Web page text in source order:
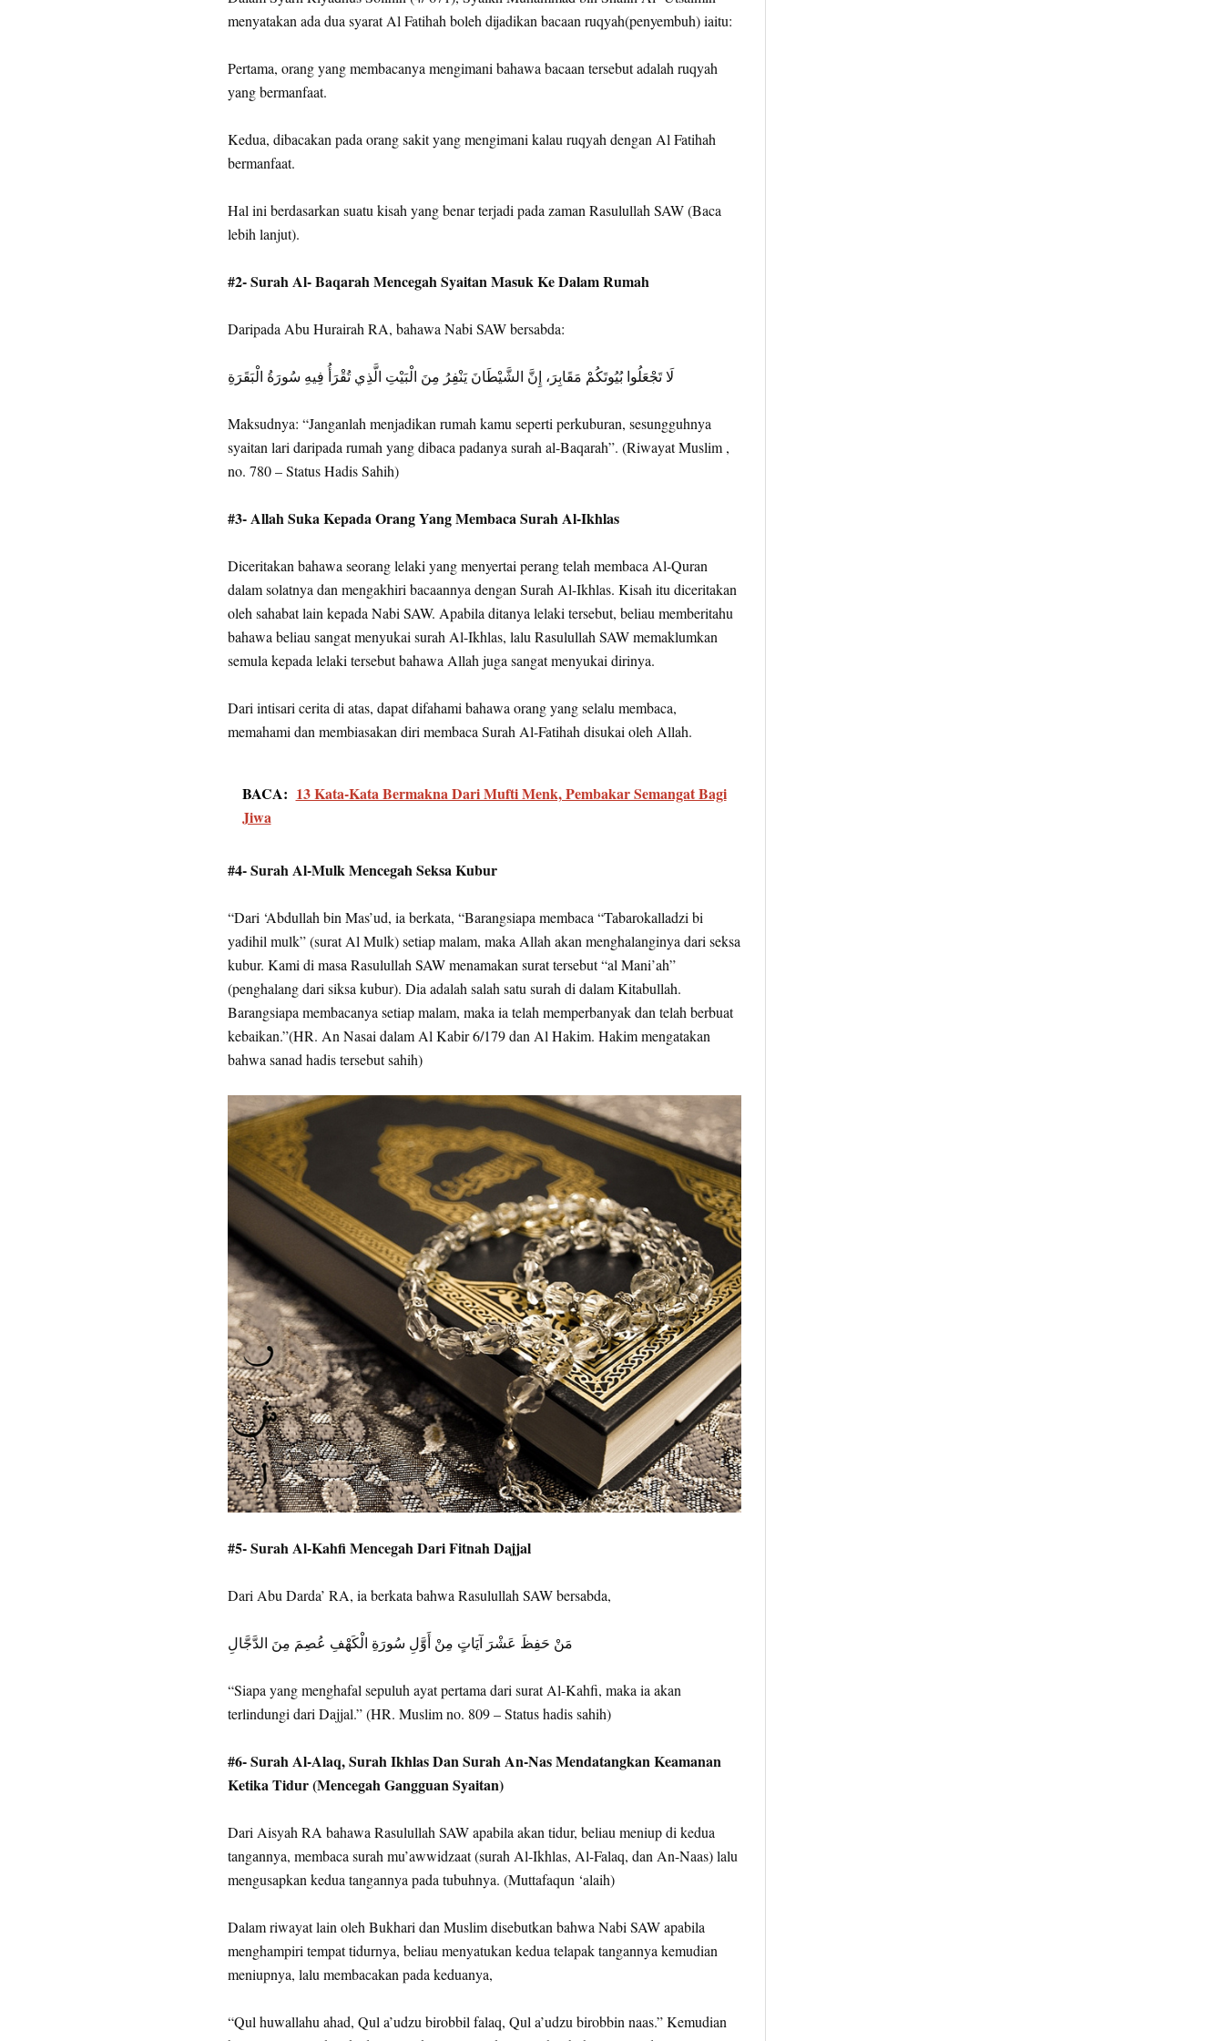
menyatakan ada dua syarat Al Fatihah boleh dijadikan bacaan ruqyah(penyembuh) iaitu:
Pertama, orang yang membacanya mengimani bahawa bacaan tersebut adalah ruqyah
yang bermanfaat.
Kedua, dibacakan pada orang sakit yang mengimani kalau ruqyah dengan Al Fatihah
bermanfaat.
Hal ini berdasarkan suatu kisah yang benar terjadi pada zaman Rasulullah SAW (Baca
lebih lanjut).
#2- Surah Al- Baqarah Mencegah Syaitan Masuk Ke Dalam Rumah
Daripada Abu Hurairah RA, bahawa Nabi SAW bersabda:
لَا تَجْعَلُوا بُيُوتَكُمْ مَقَابِرَ، إِنَّ الشَّيْطَانَ يَنْفِرُ مِنَ الْبَيْتِ الَّذِي تُقْرَأُ فِيهِ سُورَةُ الْبَقَرَةِ
Maksudnya: “Janganlah menjadikan rumah kamu seperti perkuburan, sesungguhnya
syaitan lari daripada rumah yang dibaca padanya surah al-Baqarah”. (Riwayat Muslim ,
no. 780 – Status Hadis Sahih)
#3- Allah Suka Kepada Orang Yang Membaca Surah Al-Ikhlas
Diceritakan bahawa seorang lelaki yang menyertai perang telah membaca Al-Quran
dalam solatnya dan mengakhiri bacaannya dengan Surah Al-Ikhlas. Kisah itu diceritakan
oleh sahabat lain kepada Nabi SAW. Apabila ditanya lelaki tersebut, beliau memberitahu
bahawa beliau sangat menyukai surah Al-Ikhlas, lalu Rasulullah SAW memaklumkan
semula kepada lelaki tersebut bahawa Allah juga sangat menyukai dirinya.
Dari intisari cerita di atas, dapat difahami bahawa orang yang selalu membaca,
memahami dan membiasakan diri membaca Surah Al-Fatihah disukai oleh Allah.
BACA: 13 Kata-Kata Bermakna Dari Mufti Menk, Pembakar Semangat Bagi
Jiwa
#4- Surah Al-Mulk Mencegah Seksa Kubur
“Dari ‘Abdullah bin Mas’ud, ia berkata, “Barangsiapa membaca “Tabarokalladzi bi
yadihil mulk” (surat Al Mulk) setiap malam, maka Allah akan menghalanginya dari seksa
kubur. Kami di masa Rasulullah SAW menamakan surat tersebut “al Mani’ah”
(penghalang dari siksa kubur). Dia adalah salah satu surah di dalam Kitabullah.
Barangsiapa membacanya setiap malam, maka ia telah memperbanyak dan telah berbuat
kebaikan.”(HR. An Nasai dalam Al Kabir 6/179 dan Al Hakim. Hakim mengatakan
bahwa sanad hadis tersebut sahih)
#5- Surah Al-Kahfi Mencegah Dari Fitnah Dajjal
Dari Abu Darda’ RA, ia berkata bahwa Rasulullah SAW bersabda,
مَنْ حَفِظَ عَشْرَ آيَاتٍ مِنْ أَوَّلِ سُورَةِ الْكَهْفِ عُصِمَ مِنَ الدَّجَّالِ
“Siapa yang menghafal sepuluh ayat pertama dari surat Al-Kahfi, maka ia akan
terlindungi dari Dajjal.” (HR. Muslim no. 809 – Status hadis sahih)
#6- Surah Al-Alaq, Surah Ikhlas Dan Surah An-Nas Mendatangkan Keamanan
Ketika Tidur (Mencegah Gangguan Syaitan)
Dari Aisyah RA bahawa Rasulullah SAW apabila akan tidur, beliau meniup di kedua
tangannya, membaca surah mu’awwidzaat (surah Al-Ikhlas, Al-Falaq, dan An-Naas) lalu
mengusapkan kedua tangannya pada tubuhnya. (Muttafaqun ‘alaih)
Dalam riwayat lain oleh Bukhari dan Muslim disebutkan bahwa Nabi SAW apabila
menghampiri tempat tidurnya, beliau menyatukan kedua telapak tangannya kemudian
meniupnya, lalu membacakan pada keduanya,
“Qul huwallahu ahad, Qul a’udzu birobbil falaq, Qul a’udzu birobbin naas.” Kemudian